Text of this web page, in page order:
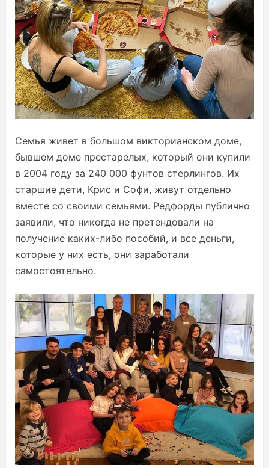
Семья живет в большом викторианском доме,
бывшем доме престарелых, который они купили
в 2004 году за 240 000 фунтов стерлингов. Их
старшие дети, Крис и Софи, живут отдельно
вместе со своими семьями. Редфорды публично
заявили, что никогда не претендовали на
получение каких-либо пособий, и все деньги,
которые у них есть, они заработали
самостоятельно.